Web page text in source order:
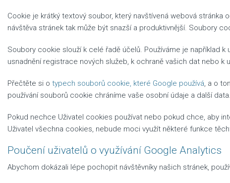
Cookie je krátký textový soubor, který navštívená webová
návštěva stránek tak může být snazší a produktivnější. Soubory
Soubory cookie slouží k celé řadě účelů. Používáme je například
usnadnění registrace nových služeb, k ochraně vašich dat nebo k
Přečtěte si o typech souborů cookie, které Google používá, a o
používání souborů cookie chráníme vaše osobní údaje a další data.
Pokud nechce Uživatel cookies používat nebo pokud chce, aby
Uživatel všechna cookies, nebude moci využít některé funkce
Poučení uživatelů o využívání Google Analytics
Abychom dokázali lépe pochopit návštěvníky našich stránek,